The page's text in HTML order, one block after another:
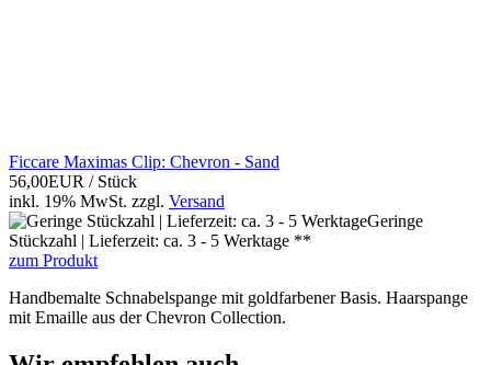
Ficcare Maximas Clip: Chevron - Sand
56,00EUR / Stück
inkl. 19% MwSt. zzgl. Versand
Geringe
Stückzahl | Lieferzeit: ca. 3 - 5 Werktage **
zum Produkt
Handbemalte Schnabelspange mit goldfarbener Basis. Haarspange
mit Emaille aus der Chevron Collection.